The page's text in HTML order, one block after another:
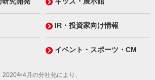
IR・投資家向け情報
イベント・スポーツ・CM
2020年4月の分社化により、